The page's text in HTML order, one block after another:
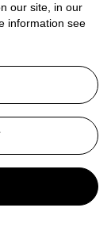
our site, in our
information see